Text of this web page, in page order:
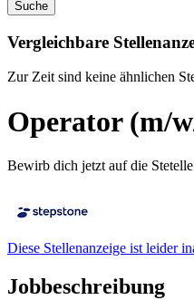
Suche
Vergleichbare
Zur Zeit sind keine ähnlichen
Operator (m/
Bewirb dich jetzt auf die
Diese Stellenanzeige ist leider
Jobbeschreibung